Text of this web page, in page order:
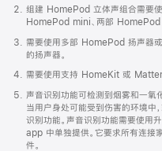
打
开)
组建 HomePod 立体声组合需要
HomePod mini、两部
需要使用多部 HomePod 扬声器
的扬声器。
需要使用支持 HomeKit 或 Matter
声音识别功能可检测到烟雾和一氧
当用户身处可能受到伤害的环境中
识别功能。声音识别功能需要使用
app 中单独提供。它要求所有连接
件。